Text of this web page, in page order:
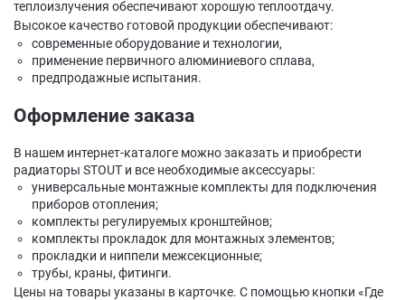
теплоизлучения обеспечивают хорошую теплоотдачу.
Высокое качество готовой продукции обеспечивают:
современные оборудование и технологии,
применение первичного алюминиевого сплава,
предпродажные испытания.
Оформление заказа
В нашем интернет-каталоге можно заказать и приобрести
радиаторы STOUT и все необходимые аксессуары:
универсальные монтажные комплекты для подключения
приборов отопления;
комплекты регулируемых кронштейнов;
комплекты прокладок для монтажных элементов;
прокладки и ниппели межсекционные;
трубы, краны, фитинги.
Цены на товары указаны в карточке. С помощью кнопки «Где